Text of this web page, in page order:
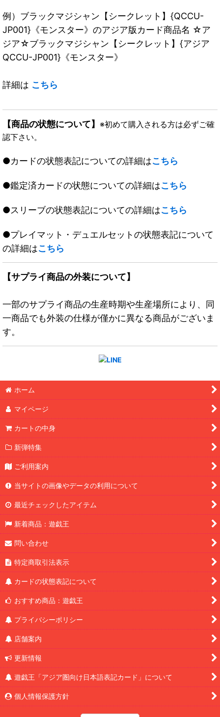
例）ブラックマジシャン【シークレット】{QCCU-
JP001}《モンスター》のアジア版カード商品名 ☆ア
ジア☆ブラックマジシャン【シークレット】{アジア
QCCU-JP001}《モンスター》
詳細は こちら
【商品の状態について】 ※初めて購入される方は必ずご確
認下さい。
●カードの状態表記についての詳細はこちら
●鑑定済カードの状態についての詳細はこちら
●スリーブの状態表記についての詳細はこちら
●プレイマット・デュエルセットの状態表記について
の詳細はこちら
【サプライ商品の外装について】
一部のサプライ商品の生産時期や生産場所により、同
一商品でも外装の仕様が僅かに異なる商品がございま
す。
ホーム
マイページ
カートの中身
新弾特集
ご利用案内
当サイトの画像やデータの利用について
最近チェックしたアイテム
新着商品：遊戯王
問い合わせ
特定商取引法表示
カードの状態表記について
おすすめ商品：遊戯王
プライバシーポリシー
店舗案内
更新情報
遊戯王「アジア圏向け日本語表記カード」について
個人情報保護方針